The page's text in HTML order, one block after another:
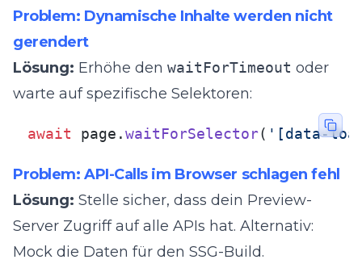
Problem: Dynamische Inhalte werden nicht
gerendert
Lösung: Erhöhe den waitForTimeout oder
warte auf spezifische Selektoren:
await page.waitForSelector( '[data-
Problem: API-Calls im Browser schlagen fehl
Lösung: Stelle sicher, dass dein Preview-
Server Zugriff auf alle APIs hat. Alternativ:
Mock die Daten für den SSG-Build.